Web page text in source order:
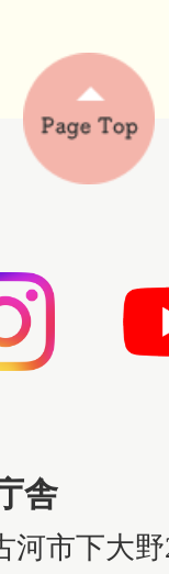
舎
河市下大